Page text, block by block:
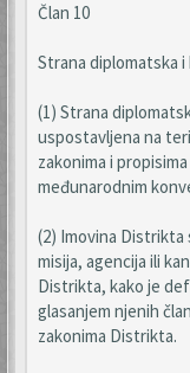
Član 10
Strana diplomatska
(1) Strana
uspostavljena na
zakonima i
međunarodnim
(2) Imovina
misija, agencija ili
Distrikta, kako je
glasanjem njenih
zakonima Distrikta.